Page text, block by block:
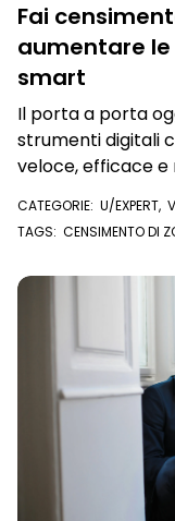
Fai
aumentare
smart
Il porta a porta
strumenti digitali
veloce, efficace
CATEGORIE: U/EXPERT,
DOCUMENTI ONLINE
TAGS: CENSIMENTO DI
U/EXPERT